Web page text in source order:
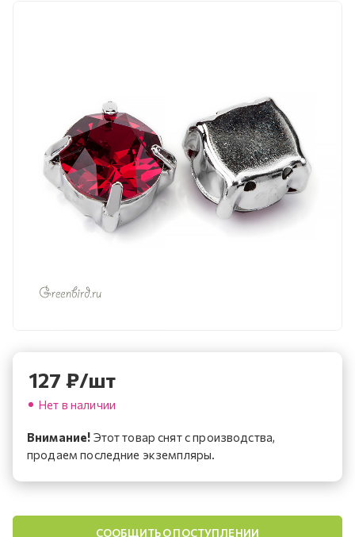
127 ₽/шт
Нет в наличии
Внимание! Этот товар снят с производства,
продаем последние экземпляры.
СООБЩИТЬ О ПОСТУПЛЕНИИ